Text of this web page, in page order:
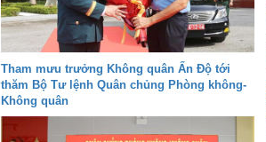
Tham mưu trưởng Không quân Ấn Độ tới
thăm Bộ Tư lệnh Quân chủng Phòng không-
Không quân